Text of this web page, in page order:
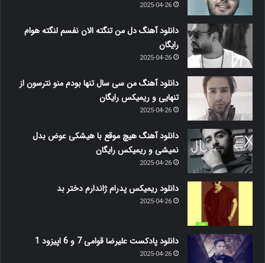
2025-04-26
دانلود آهنگ دل من تنگته الان نفسم لنگته هوام
رایگان
2025-04-26
دانلود آهنگ من سی سال تنها بودم منو نترسون از
تنهایی و ریمیکس رایگان
2025-04-26
دانلود آهنگ هیچ موقع با هیشکی عوض بدل
نمیشی و ریمیکس رایگان
2025-04-26
دانلود ریمیکس پدرام ژاندارم دختر بد
2025-04-26
دانلود پادکست علیرضا قوامی 7 و 6 اپیزود 1
2025-04-26